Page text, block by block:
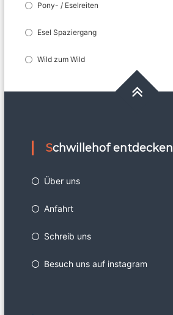
Pony- / Eselreiten
Esel Spaziergang
Wild zum Wild
Schwillehof entdecken
Über uns
Anfahrt
Schreib uns
Besuch uns auf instagram